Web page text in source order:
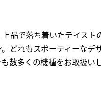
品で落ち着いたテイスト
どれもスポーティーなデ
数多くの機種をお取扱い